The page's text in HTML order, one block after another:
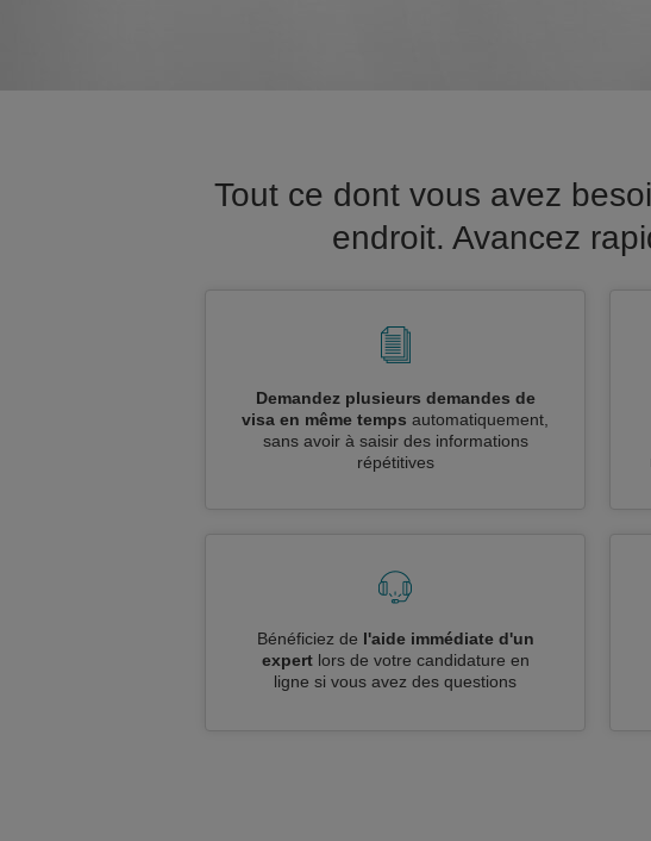
Tout ce dont vous avez
endroit. Avancez
Demandez plusieurs demandes de
visa en même temps automatiquement,
sans avoir à saisir des informations
répétitives
Bénéficiez de l'aide immédiate d'un
expertlors de votre candidature en
ligne si vous avez des questions